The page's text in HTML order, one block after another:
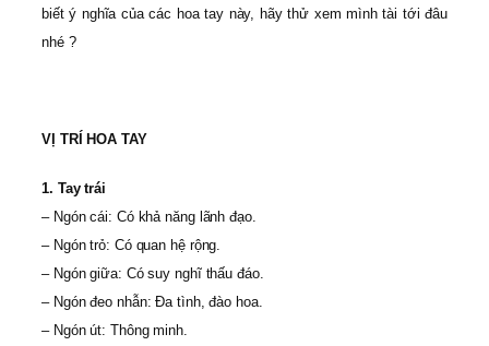
biết ý nghĩa của các hoa tay này, hãy thử xem mình tài tới đâu
nhé ?
VỊ TRÍ HOA TAY
1. Tay trái
– Ngón cái: Có khả năng lãnh đạo.
– Ngón trỏ: Có quan hệ rộng.
– Ngón giữa: Có suy nghĩ thấu đáo.
– Ngón đeo nhẫn: Đa tình, đào hoa.
– Ngón út: Thông minh.